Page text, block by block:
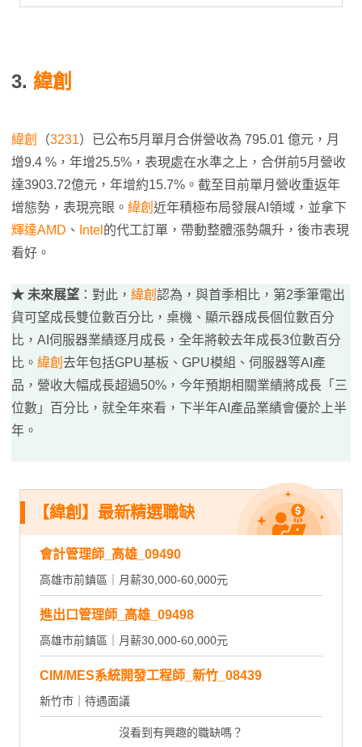
3. 緯創
緯創 （3231）已公布5月單月合併營收為 795.01 億元，月
增9.4 %，年增25.5%，表現處在水準之上，合併前5月營收
達3903.72億元，年增約15.7%。截至目前單月營收重返年
增態勢，表現亮眼。 緯創 近年積極布局發展AI領域，並拿下
輝達AMD 、 Intel 的代工訂單，帶動整體漲勢飆升，後市表現
看好。
★ 未來展望 ：對此， 緯創 認為，與首季相比，第2季筆電出
貨可望成長雙位數百分比，桌機、顯示器成長個位數百分
比，AI伺服器業績逐月成長，全年將較去年成長3位數百分
比。 緯創 去年包括GPU基板、GPU模組、伺服器等AI產
品，營收大幅成長超過50%，今年預期相關業績將成長「三
位數」百分比，就全年來看，下半年AI產品業績會優於上半
年。
【緯創】最新精選職缺
會計管理師_高雄_09490
高雄市前鎮區｜月薪30,000-60,000元
進出口管理師_高雄_09498
高雄市前鎮區｜月薪30,000-60,000元
CIM/MES系統開發工程師_新竹_08439
新竹市｜待遇面議
沒看到有興趣的職缺嗎？